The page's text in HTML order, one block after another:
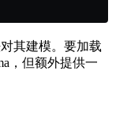
其建模。要加载
，但额外提供一